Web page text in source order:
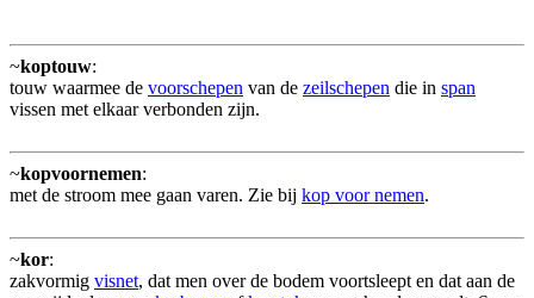
~koptouw:
touw waarmee de voorschepen van de zeilschepen die in span
vissen met elkaar verbonden zijn.
~kopvoornemen:
met de stroom mee gaan varen. Zie bij kop voor nemen.
~kor:
zakvormig visnet, dat men over de bodem voortsleept en dat aan de